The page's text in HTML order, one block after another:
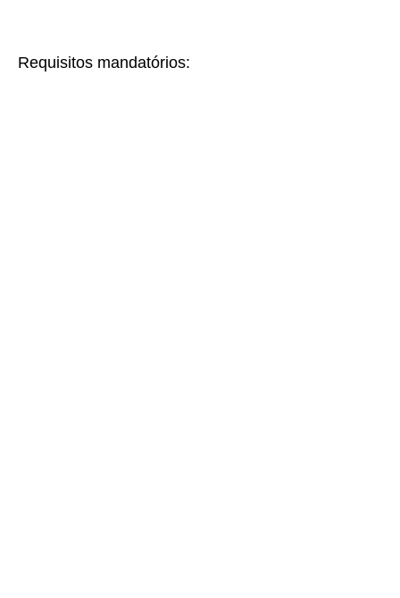
Requisitos mandatórios: